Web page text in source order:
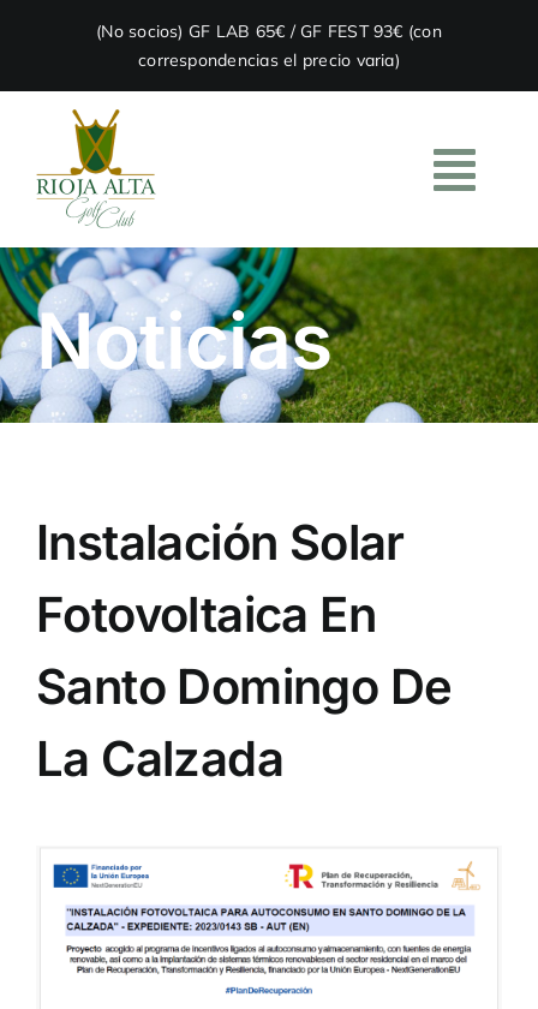
(No socios) GF LAB 65€ / GF FEST 93€ (con
correspondencias el precio varia)
HOME
EL CLUB
ACADEMIA
HAZTE SOCIO
OFERTAS
Noticias
Instalación Solar
Fotovoltaica En
Santo Domingo De
La Calzada